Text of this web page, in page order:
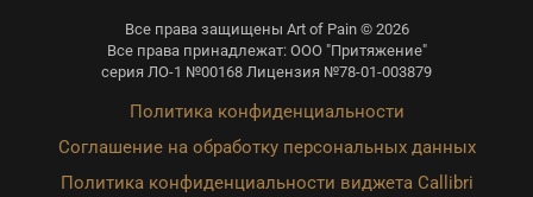
Все права защищены Art of Pain © 2026
Все права принадлежат: ООО "Притяжение"
серия ЛО-1 №00168 Лицензия №78-01-003879
Политика конфиденциальности
Соглашение на обработку персональных данных
Политика конфиденциальности виджета Callibri